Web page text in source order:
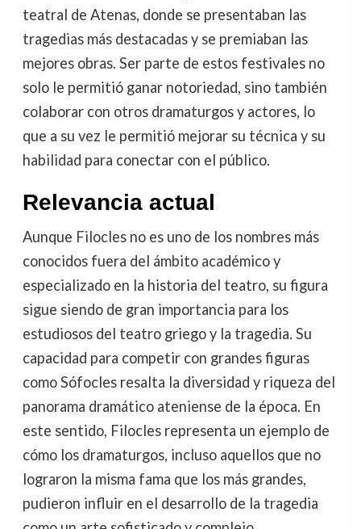
teatral de Atenas, donde se presentaban las
tragedias más destacadas y se premiaban las
mejores obras. Ser parte de estos festivales no
solo le permitió ganar notoriedad, sino también
colaborar con otros dramaturgos y actores, lo
que a su vez le permitió mejorar su técnica y su
habilidad para conectar con el público.
Relevancia actual
Aunque Filocles no es uno de los nombres más
conocidos fuera del ámbito académico y
especializado en la historia del teatro, su figura
sigue siendo de gran importancia para los
estudiosos del teatro griego y la tragedia. Su
capacidad para competir con grandes figuras
como Sófocles resalta la diversidad y riqueza del
panorama dramático ateniense de la época. En
este sentido, Filocles representa un ejemplo de
cómo los dramaturgos, incluso aquellos que no
lograron la misma fama que los más grandes,
pudieron influir en el desarrollo de la tragedia